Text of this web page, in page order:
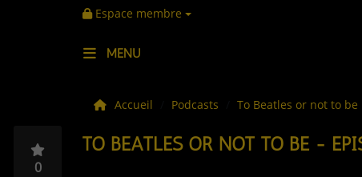
Espace membre
MENU
LA MUSIQUE
Accueil Podcasts To Beatles or not to be
TO BEATLES OR NOT TO BE -
0